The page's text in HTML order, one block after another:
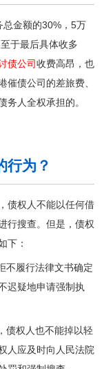
总金额的30%，5万
于最后具体收多
债公司收费高昂，也
催债公司的差旅费、
务人全权承担的。
行为？
债权人不能以任何借
行搜查。但是，债权
下：
不履行法律文书确定
迟疑地申请强制执
债权人也不能掉以轻
人应及时向人民法院